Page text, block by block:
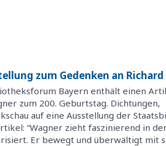
zum Gedenken an Richard
Bayern enthält einen
zum 200. Geburtstag. Dichtungen,
auf eine Ausstellung der
“Wagner zieht faszinierend in
Er bewegt und überwältigt mit